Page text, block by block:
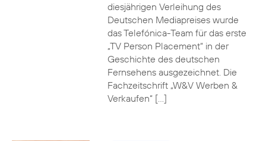
diesjährigen Verleihung des
Deutschen Mediapreises wurde
das Telefónica-Team für das erste
„TV Person Placement“ in der
Geschichte des deutschen
Fernsehens ausgezeichnet. Die
Fachzeitschrift „W&V Werben &
Verkaufen“ […]